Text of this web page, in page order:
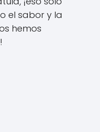
el sabor y la
hemos